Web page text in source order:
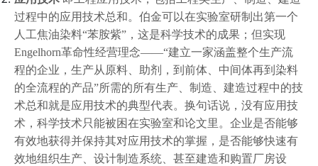
过程中的应用技术总和。伯金可以在实验室研制出第一个
人工焦油染料“苯胺紫”，这是科学技术的成果；但实现
Engelhorn革命性经营理念——“建立一家涵盖整个生产流
程的企业，生产从原料、助剂，到前体、中间体再到染料
的全流程的产品”所需的所有生产、制造、建造过程中的技
术总和就是应用技术的典型代表。换句话说，没有应用技
术，科学技术只能被困在实验室和论文里。企业是否能够
有效地获得并保持其对应用技术的掌握，是否能够快速有
效地组织生产、设计制造系统、甚至建造和购置厂房设